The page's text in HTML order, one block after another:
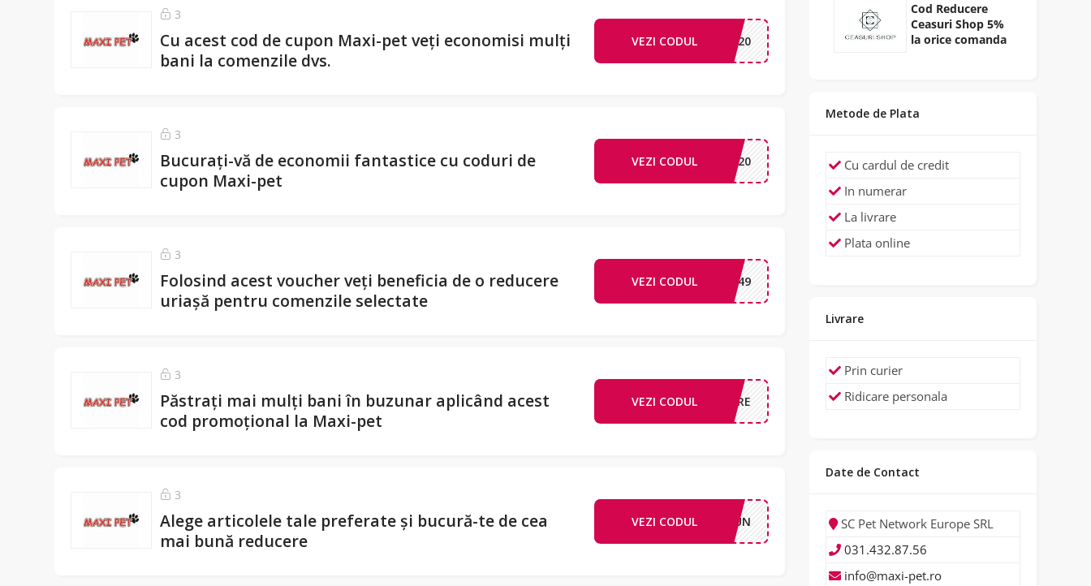
3
Cu acest cod de cupon Maxi-pet veți economisi mulți
bani la comenzile dvs.
VEZI CODUL SNS20
3
Bucurați-vă de economii fantastice cu coduri de
cupon Maxi-pet
VEZI CODUL PARTY20
3
Folosind acest voucher veți beneficia de o reducere
uriașă pentru comenzile selectate
VEZI CODUL MIAU149
3
Păstrați mai mulți bani în buzunar aplicând acest
cod promoțional la Maxi-pet
VEZI CODUL ABONARE
3
Alege articolele tale preferate și bucură-te de cea
mai bună reducere
VEZI CODUL LIV22IUN
Cod Reducere
Ceasuri Shop 5%
la orice comanda
Metode de Plata
Cu cardul de credit
In numerar
La livrare
Plata online
Livrare
Prin curier
Ridicare personala
Date de Contact
SC Pet Network Europe SRL
031.432.87.56
info@maxi-pet.ro